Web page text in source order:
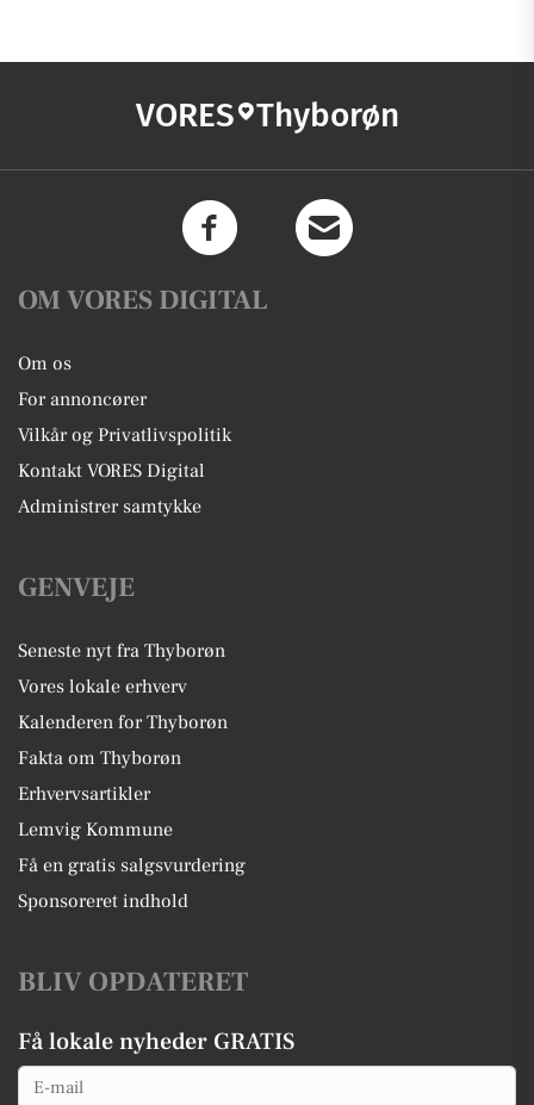
VORES Thyborøn
OM VORES DIGITAL
Om os
For annoncører
Vilkår og Privatlivspolitik
Kontakt VORES Digital
Administrer samtykke
GENVEJE
Seneste nyt fra Thyborøn
Vores lokale erhverv
Kalenderen for Thyborøn
Fakta om Thyborøn
Erhvervsartikler
Lemvig Kommune
Få en gratis salgsvurdering
Sponsoreret indhold
BLIV OPDATERET
Få lokale nyheder GRATIS
Email